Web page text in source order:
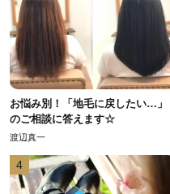
お悩み別！「地毛に戻したい…」
のご相談に答えます☆
渡辺真一
4